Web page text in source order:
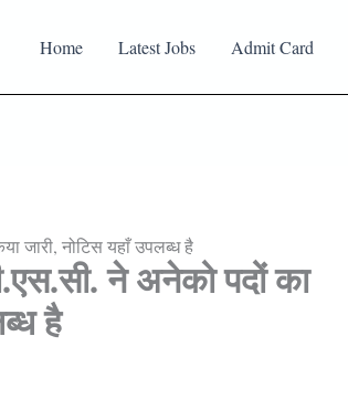
Home Latest Jobs Admit Card
जारी, नोटिस यहाँ उपलब्ध है
ने अनेको पदों का
है